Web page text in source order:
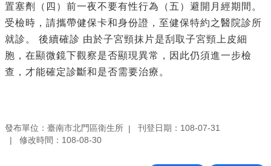
置塞劑（四）前一夜不要有性行為（五）避開月經期間。
受檢時，請攜帶健保卡和身份證，至健保特約之醫院診所
就診。 後續確診 由於子宮頸抹片是刮取子宮頸上皮細
胞，在顯微鏡下觀察是否顯現異常，因此仍須進一步檢
查，才能確定診斷和是否需要治療。
發布單位：臺南市北門區衛生所
刊登日期：108-07-31
修改時間：108-08-30